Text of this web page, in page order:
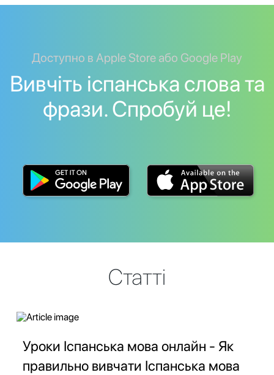
Доступно в Apple Store або Google Play
Вивчіть іспанська слова та
фрази. Спробуй це!
Статті
Уроки Іспанська мова онлайн - Як
правильно вивчати Іспанська мова